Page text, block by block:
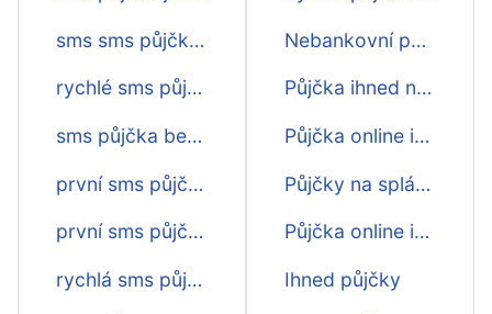
sms sms půjčka ihned
rychlé sms půjčky ještě dnes
sms půjčka bez poplatku
první sms půjčky zdarma
první sms půjčka zdarma
rychlá sms půjčka přes internet
Nebankovní půjčka ihned na účet
Půjčka ihned na účet online
Půjčka online ihned
Půjčky na splátky ihned online
Půjčka online ihned na účet
Ihned půjčky